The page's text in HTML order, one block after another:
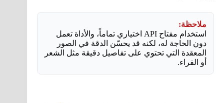
ملاحظة:
استخدام مفتاح API اختياري تماماً، والأداة تعمل
دون الحاجة له، لكنه قد يحسّن الدقة في الصور
المعقدة التي تحتوي على تفاصيل دقيقة مثل الشعر
أو الفراء.